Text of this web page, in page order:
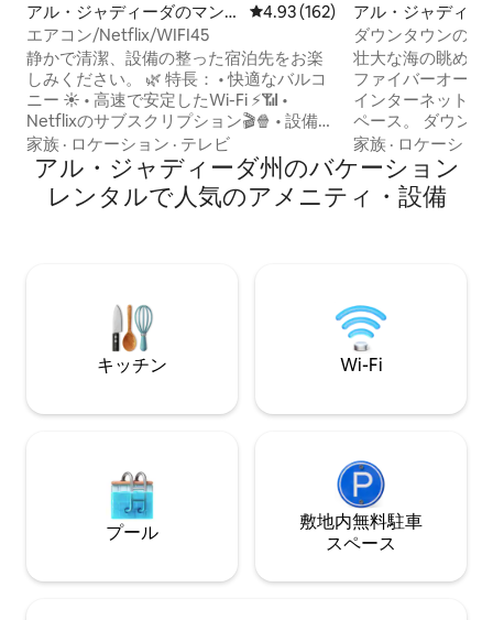
アル・ジャディーダのマンシ
ョン・アパート
レビュー162件、5つ星中4.93つ
4.93 (162)
エアコン/Netflix/WIFI45
静かで清潔、設備の整った宿泊先をお楽
しみください。 🌿 特長： • 快適なバルコ
ニー ☀️ • 高速で安定したWi-Fi ⚡📶 •
Netflixのサブスクリプション🎬🍿 • 設備の
整ったキッチン 🍽️🛋️ 📍 理想的なロケー
ション： 複数の店舗や施設： 🛒 BIM、
KAZYON、Carrefour Market、Marjane
Market ☕ 数多くのカフェやレストラン 🚘
家族 · ロケーション · テレビ
アル・ジャディー
ョン・アパート
ダウンタウンの素
ビュービーチフロ
壮大な海の眺め和
ファイバーオーバ
インターネットを
ペース。 ダウン
ク、レストラン、
り、徒歩15分のと
ビーチは徒歩20
のことを考えてく
サポートが保証さ
ようにくつろいで
家族 · ロケーショ
アル・ジャディーダ州のバケーション
レンタルで人気のアメニティ・設備
キッチン Wi-Fi
プール
敷地内無料駐⁠車
ス⁠ペ⁠ー⁠ス